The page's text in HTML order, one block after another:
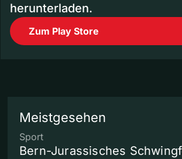
herunterladen.
Zum Play Store
Meistgesehen
Sport
Bern-Jurassisches